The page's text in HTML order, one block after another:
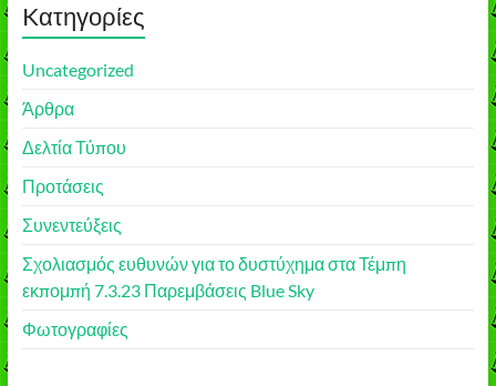
Kατηγορίες
Uncategorized
Άρθρα
Δελτία Τύπου
Προτάσεις
Συνεντεύξεις
Σχολιασμός ευθυνών για το δυστύχημα στα Τέμπη
εκπομπή 7.3.23 Παρεμβάσεις Blue Sky
Φωτογραφίες